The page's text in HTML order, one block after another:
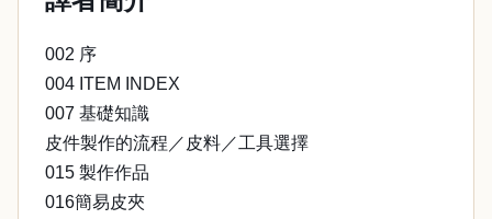
002 序
004 ITEM INDEX
007 基礎知識
皮件製作的流程／皮料／工具選擇
015 製作作品
016簡易皮夾